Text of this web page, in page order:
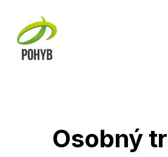
Osobný